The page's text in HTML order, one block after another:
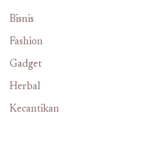
Bisnis
Fashion
Gadget
Herbal
Kecantikan